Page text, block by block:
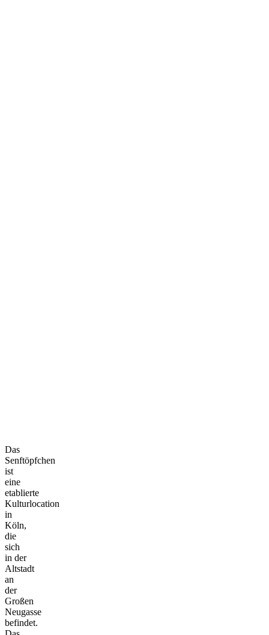
Das
Senftöpfchen
ist
eine
etablierte
Kulturlocation
in
Köln,
die
sich
in der
Altstadt
an
der
Großen
Neugasse
befindet.